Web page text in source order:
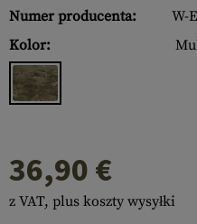
Numer producenta:
W-
Kolor:
36,90 €
z VAT, plus koszty wysyłki